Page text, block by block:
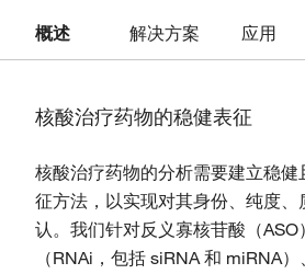
概述 解决方案 应用
核酸治疗药物的稳健表征
核酸治疗药物的分析需要建立稳健
征方法，以实现对其身份、纯度、
认。我们针对反义寡核苷酸（ASO
（RNAi，包括 siRNA 和 miRNA